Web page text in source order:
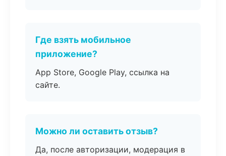
Где взять мобильное
приложение?
App Store, Google Play, ссылка на
сайте.
Можно ли оставить отзыв?
Да, после авторизации, модерация в